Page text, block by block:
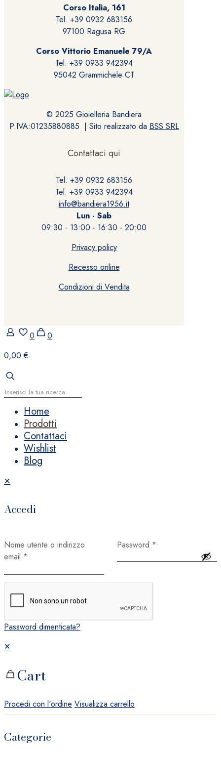
Corso Italia, 161
Tel. +39 0932 683156
97100 Ragusa RG
Corso Vittorio Emanuele 79/A
Tel. +39 0933 942394
95042 Grammichele CT
© 2025 Gioielleria Bandiera
P.IVA:01235880885 | Sito realizzato da BSS SRL
Contattaci qui
Tel. +39 0932 683156
Tel. +39 0933 942394
info@bandiera1956.it
Lun - Sab
09:30 - 13:00 - 16:30 - 20:00
Privacy policy
Recesso online
Condizioni di Vendita
0
0
0,00 €
Home
Prodotti
Contattaci
Wishlist
Blog
✕
Accedi
Nome utente o indirizzo
email *
Password *
Ricordami
Accedi
Password dimenticata?
✕
Cart
Procedi con l'ordine Visualizza carrello
Categorie